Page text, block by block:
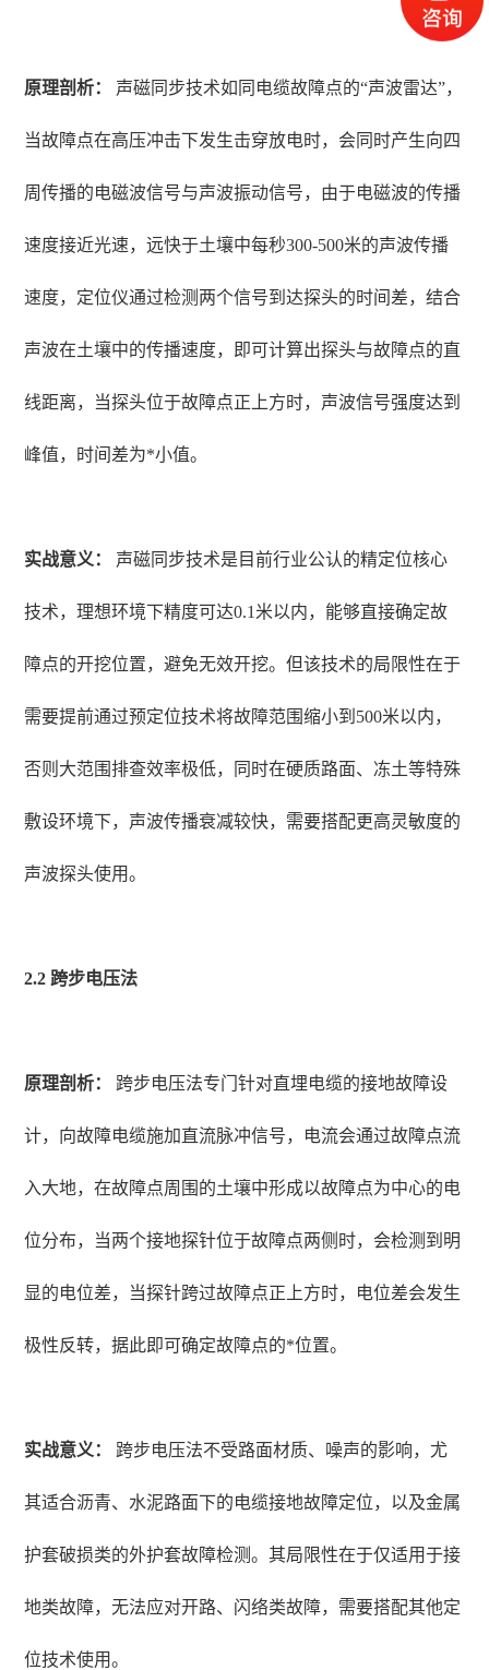
原理剖析： 声磁同步技术如同电缆故障点的“声波雷达”，
当故障点在高压冲击下发生击穿放电时，会同时产生向四
周传播的电磁波信号与声波振动信号，由于电磁波的传播
速度接近光速，远快于土壤中每秒300-500米的声波传播
速度，定位仪通过检测两个信号到达探头的时间差，结合
声波在土壤中的传播速度，即可计算出探头与故障点的直
线距离，当探头位于故障点正上方时，声波信号强度达到
峰值，时间差为*小值。
实战意义： 声磁同步技术是目前行业公认的精定位核心
技术，理想环境下精度可达0.1米以内，能够直接确定故
障点的开挖位置，避免无效开挖。但该技术的局限性在于
需要提前通过预定位技术将故障范围缩小到500米以内，
否则大范围排查效率极低，同时在硬质路面、冻土等特殊
敷设环境下，声波传播衰减较快，需要搭配更高灵敏度的
声波探头使用。
2.2 跨步电压法
原理剖析： 跨步电压法专门针对直埋电缆的接地故障设
计，向故障电缆施加直流脉冲信号，电流会通过故障点流
入大地，在故障点周围的土壤中形成以故障点为中心的电
位分布，当两个接地探针位于故障点两侧时，会检测到明
显的电位差，当探针跨过故障点正上方时，电位差会发生
极性反转，据此即可确定故障点的*位置。
实战意义： 跨步电压法不受路面材质、噪声的影响，尤
其适合沥青、水泥路面下的电缆接地故障定位，以及金属
护套破损类的外护套故障检测。其局限性在于仅适用于接
地类故障，无法应对开路、闪络类故障，需要搭配其他定
位技术使用。